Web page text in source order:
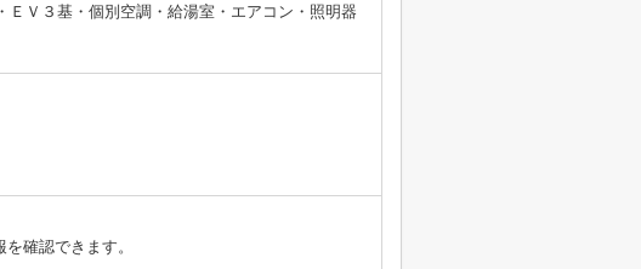
Ｖ３基・個別空調・給湯室・エアコン・照明器
確認できます。